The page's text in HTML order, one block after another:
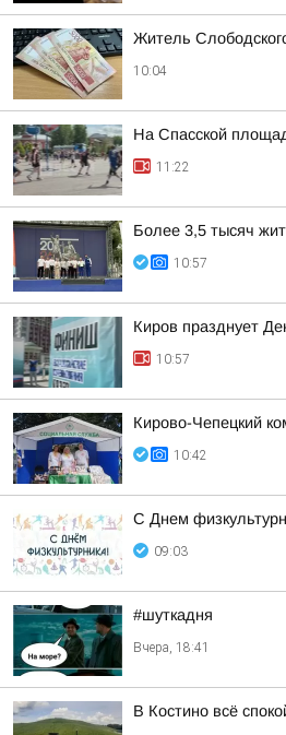
Житель
10:04
На Спасской
11:22
Более 3,5 тысяч
10:57
Киров празднует
10:57
Кирово-Чепецкий
10:42
С Днем
09:03
#шуткадня
Вчера, 18:41
В Костино всё